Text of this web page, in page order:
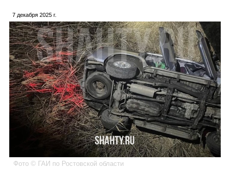
Каталог
Инфо
Гороскоп
7 декабря 2025 г.
Фото © ГАИ по Ростовской области